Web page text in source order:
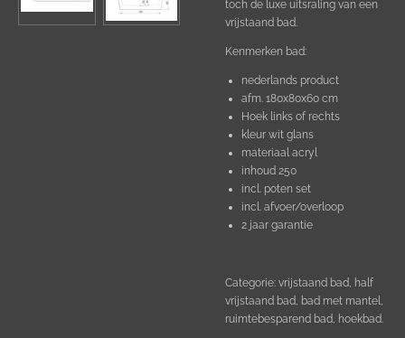
toch de luxe uitsraling van een
vrijstaand bad.
Kenmerken bad:
nederlands product
afm. 180x80x60 cm
Hoek links of rechts
kleur wit glans
materiaal acryl
inhoud 250
incl. poten set
incl. afvoer/overloop
2 jaar garantie
Categorie: vrijstaand bad, half
vrijstaand bad, bad met mantel,
ruimtebesparend bad, hoekbad.